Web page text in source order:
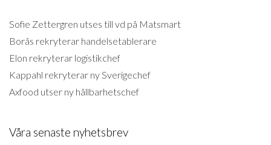
Sofie Zettergren utses till vd på Matsmart
Borås rekryterar handelsetablerare
Elon rekryterar logistikchef
Kappahl rekryterar ny Sverigechef
Axfood utser ny hållbarhetschef
Våra senaste nyhetsbrev